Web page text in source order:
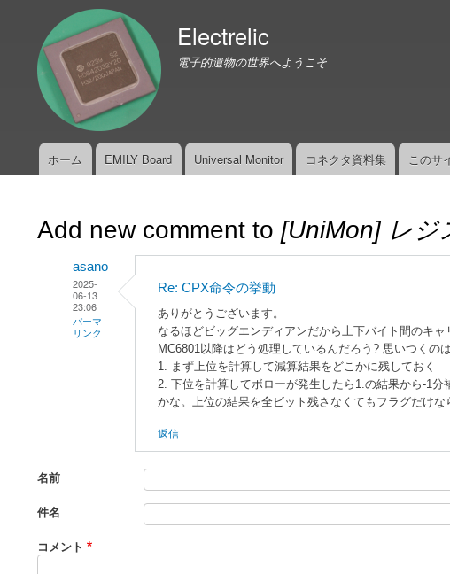
Electrelic
電子的遺物の世界へようこそ
ホーム EMILY Board Universal Monitor コネクタ資料集 このサ
Add new comment to [UniMon] レジ
asano
2025-
06-13
23:06
パーマ
リンク
命
Re: CPX命令の挙動
ありがとうございます。
なるほどビッグエンディアンだから上下バイト間のキ
MC6801以降はどう処理しているんだろう? 思いつくのは
1. まず上位を計算して減算結果をどこかに残しておく
2. 下位を計算してボローが発生したら1.の結果から-1分
かな。上位の結果を全ビット残さなくてもフラグだけな
返信
名前
件名
コメント